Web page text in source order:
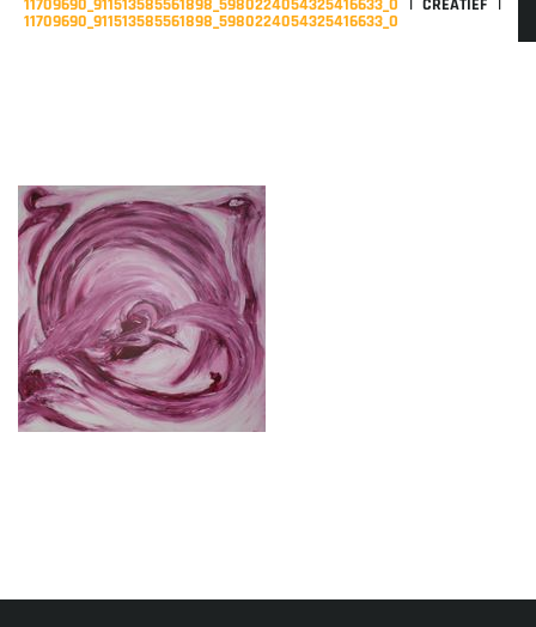
11709690_911513585561898_5980224054325416633_O CREATIEF
11709690_911513585561898_5980224054325416633_O